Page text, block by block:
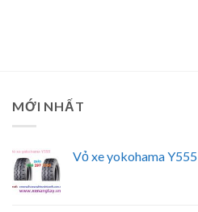
MỚI NHẤT
Vỏ xe yokohama Y555